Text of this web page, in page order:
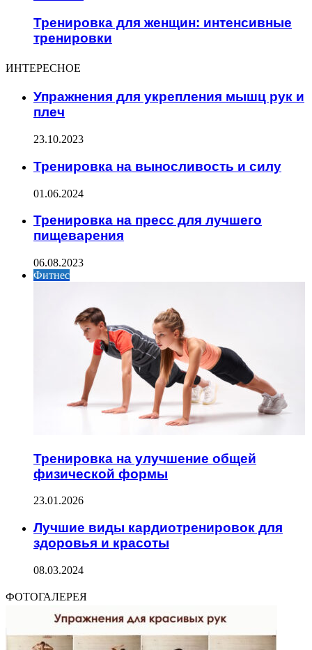
Тренировка для женщин: интенсивные
тренировки
ИНТЕРЕСНОЕ
Упражнения для укрепления мышц рук и
плеч
23.10.2023
Тренировка на выносливость и силу
01.06.2024
Тренировка на пресс для лучшего
пищеварения
06.08.2023
Фитнес
Тренировка на улучшение общей
физической формы
23.01.2026
Лучшие виды кардиотренировок для
здоровья и красоты
08.03.2024
ФОТОГАЛЕРЕЯ